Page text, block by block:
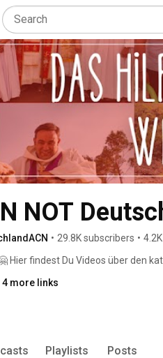
NOT
• 29.8K subscribers •
Hier findest Du Videos über den
verpassen möchtest: Kanal
4 more links
Playlists Posts